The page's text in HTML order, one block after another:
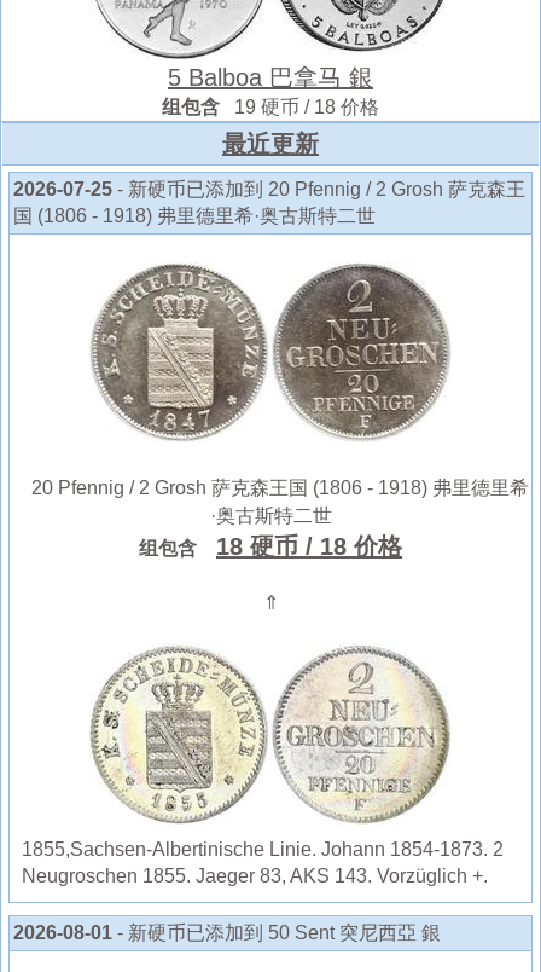
5 Balboa 巴拿马 銀
组包含 19 硬币 / 18 价格
最近更新
2026-07-25 - 新硬币已添加到 20 Pfennig / 2 Grosh 萨克森王
国 (1806 - 1918) 弗里德里希·奥古斯特二世
20 Pfennig / 2 Grosh 萨克森王国 (1806 - 1918) 弗里德里希
·奥古斯特二世
组包含
18 硬币 / 18 价格
⇑
1855,Sachsen-Albertinische Linie. Johann 1854-1873. 2
Neugroschen 1855. Jaeger 83, AKS 143. Vorzüglich +.
2026-08-01 - 新硬币已添加到 50 Sent 突尼西亞 銀